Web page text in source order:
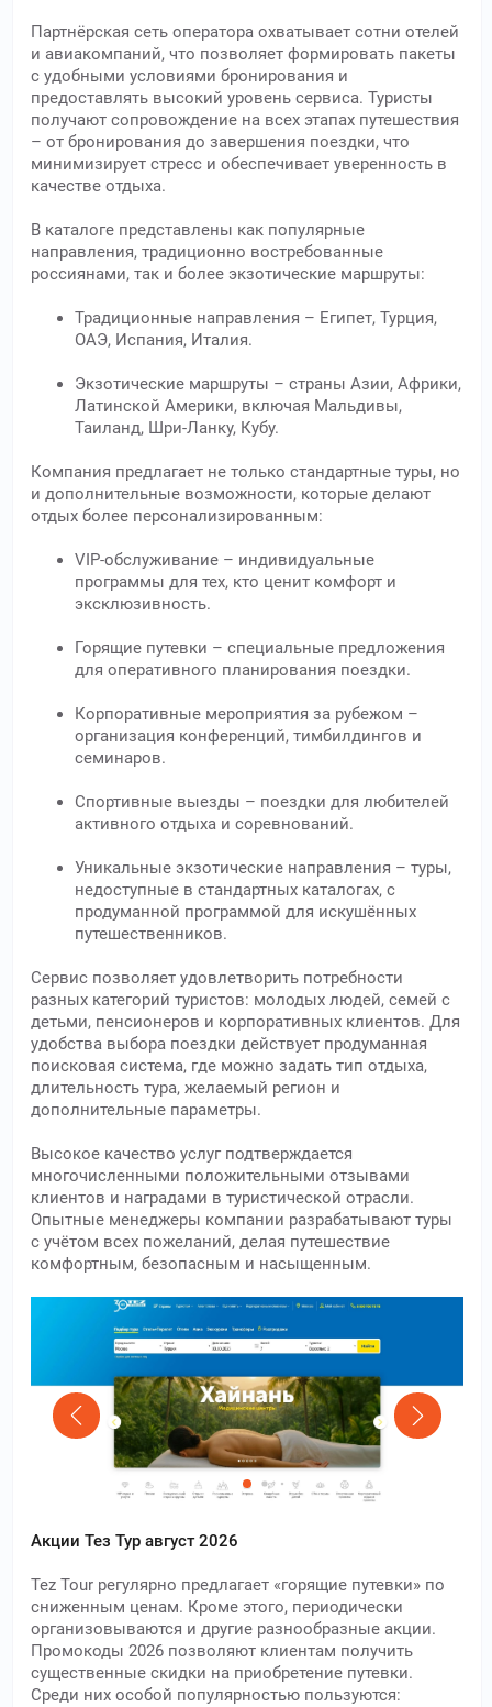
Партнёрская сеть оператора охватывает сотни отелей
и авиакомпаний, что позволяет формировать пакеты
с удобными условиями бронирования и
предоставлять высокий уровень сервиса. Туристы
получают сопровождение на всех этапах путешествия
– от бронирования до завершения поездки, что
минимизирует стресс и обеспечивает уверенность в
качестве отдыха.
В каталоге представлены как популярные
направления, традиционно востребованные
россиянами, так и более экзотические маршруты:
Традиционные направления – Египет, Турция,
ОАЭ, Испания, Италия.
Экзотические маршруты – страны Азии, Африки,
Латинской Америки, включая Мальдивы,
Таиланд, Шри-Ланку, Кубу.
Компания предлагает не только стандартные туры, но
и дополнительные возможности, которые делают
отдых более персонализированным:
VIP-обслуживание – индивидуальные
программы для тех, кто ценит комфорт и
эксклюзивность.
Горящие путевки – специальные предложения
для оперативного планирования поездки.
Корпоративные мероприятия за рубежом –
организация конференций, тимбилдингов и
семинаров.
Спортивные выезды – поездки для любителей
активного отдыха и соревнований.
Уникальные экзотические направления – туры,
недоступные в стандартных каталогах, с
продуманной программой для искушённых
путешественников.
Сервис позволяет удовлетворить потребности
разных категорий туристов: молодых людей, семей с
детьми, пенсионеров и корпоративных клиентов. Для
удобства выбора поездки действует продуманная
поисковая система, где можно задать тип отдыха,
длительность тура, желаемый регион и
дополнительные параметры.
Высокое качество услуг подтверждается
многочисленными положительными отзывами
клиентов и наградами в туристической отрасли.
Опытные менеджеры компании разрабатывают туры
с учётом всех пожеланий, делая путешествие
комфортным, безопасным и насыщенным.
Акции Тез Тур август 2026
Tez Tour регулярно предлагает «горящие путевки» по
сниженным ценам. Кроме этого, периодически
организовываются и другие разнообразные акции.
Промокоды 2026 позволяют клиентам получить
существенные скидки на приобретение путевки.
Среди них особой популярностью пользуются: